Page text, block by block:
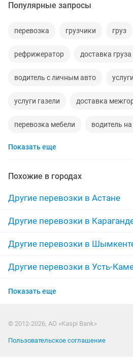
Популярные запросы
перевозка грузчики груз
рефрижератор доставка груза
водитель с личным авто
услуги газели доставка
перевозка мебели водитель на
работа грузчик
работа водителем с личным авто
работа
Показать еще
Похожие в городах
Другие перевозки в Астане
Другие перевозки в
Другие перевозки в
Другие перевозки в Усть-
Другие перевозки в Актобе
Другие перевозки в Павлодаре
Показать еще
© 2012-2026, АО «Kaspi Bank»
Пользовательское соглашение